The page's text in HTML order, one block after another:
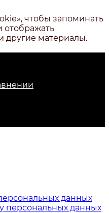
чтобы запоминать
отображать
другие материалы.
данных
персональных данных